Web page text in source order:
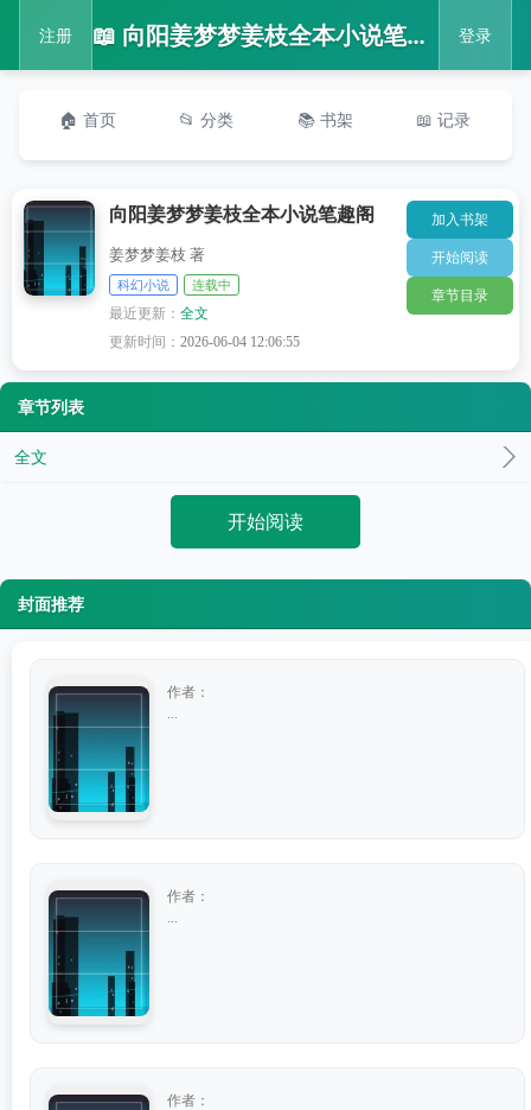
注册 📖 向阳姜梦梦姜枝全本小说笔趣阁 登录
🏠 首页 📂 分类 📚 书架 📖 记录
向阳姜梦梦姜枝全本小说笔趣阁
姜梦梦姜枝 著
科幻小说 连载中
最近更新：全文
更新时间：2026-06-04 12:06:55
加入书架
开始阅读
章节目录
章节列表
全文
开始阅读
封面推荐
作者：
作者：
作者：